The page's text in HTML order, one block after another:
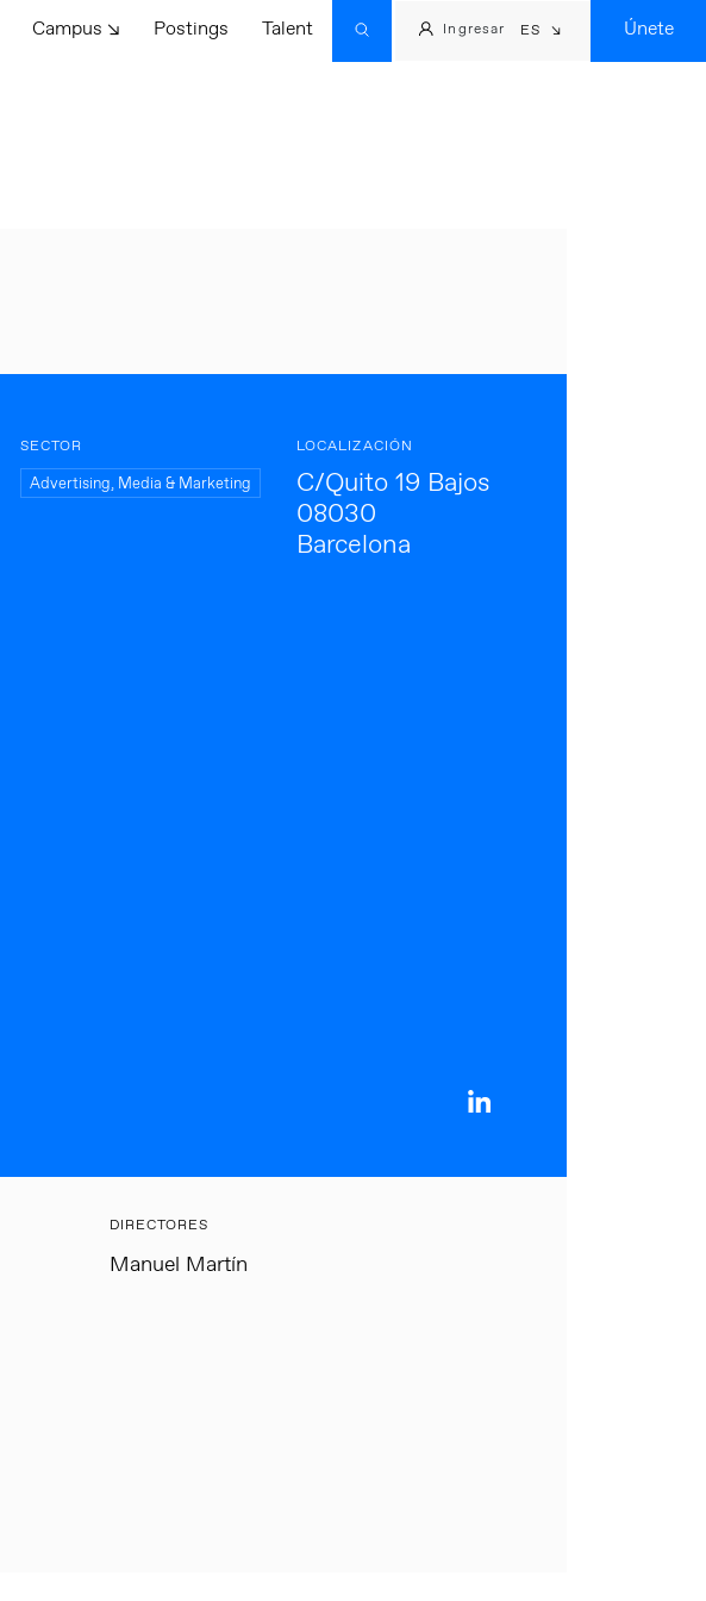
Campus ↘ Postings Talent Ingresar ES Únete
SECTOR
Advertising, Media & Marketing
LOCALIZACIÓN
C/Quito 19 Bajos
08030
Barcelona
DIRECTORES
Manuel Martín